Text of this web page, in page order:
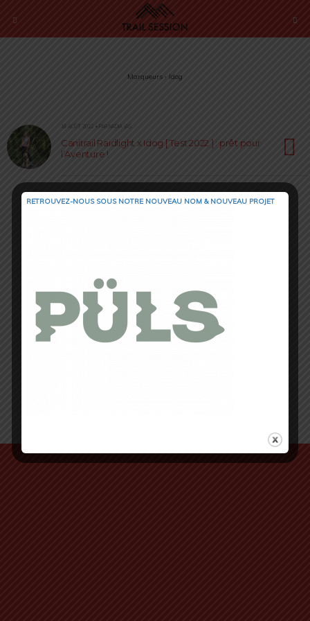
Marqueurs › Idog
16 AOÛT 2022 • PAR NADIA JAS
Canitrail Raidlight x Idog [ Test 2022 ] : prêt pour
l’Aventure !
RETROUVEZ-NOUS SOUS NOTRE NOUVEAU NOM & NOUVEAU PROJET